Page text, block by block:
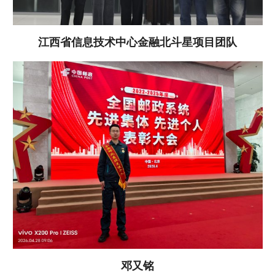
江西省信息技术中心金融北斗星项目团队
邓又铭